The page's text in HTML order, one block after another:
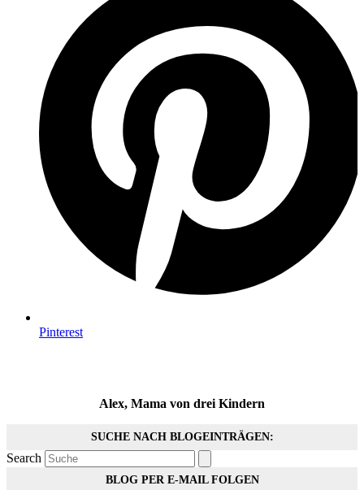
Pinterest
Alex, Mama von drei Kindern
SUCHE NACH BLOGEINTRÄGEN:
Search
BLOG PER E-MAIL FOLGEN